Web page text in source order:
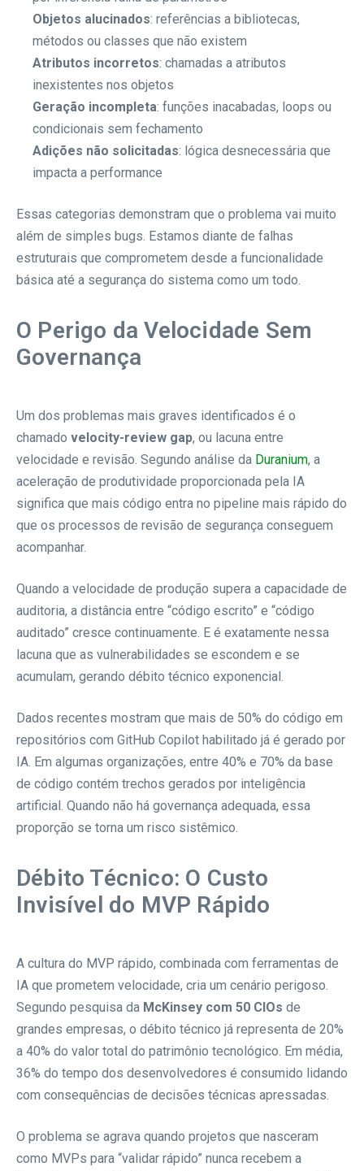
Objetos alucinados: referências a bibliotecas,
métodos ou classes que não existem
Atributos incorretos: chamadas a atributos
inexistentes nos objetos
Geração incompleta: funções inacabadas, loops ou
condicionais sem fechamento
Adições não solicitadas: lógica desnecessária que
impacta a performance
Essas categorias demonstram que o problema vai muito
além de simples bugs. Estamos diante de falhas
estruturais que comprometem desde a funcionalidade
básica até a segurança do sistema como um todo.
O Perigo da Velocidade Sem
Governança
Um dos problemas mais graves identificados é o
chamado velocity-review gap, ou lacuna entre
velocidade e revisão. Segundo análise da Duranium, a
aceleração de produtividade proporcionada pela IA
significa que mais código entra no pipeline mais rápido do
que os processos de revisão de segurança conseguem
acompanhar.
Quando a velocidade de produção supera a capacidade de
auditoria, a distância entre “código escrito” e “código
auditado” cresce continuamente. E é exatamente nessa
lacuna que as vulnerabilidades se escondem e se
acumulam, gerando débito técnico exponencial.
Dados recentes mostram que mais de 50% do código em
repositórios com GitHub Copilot habilitado já é gerado por
IA. Em algumas organizações, entre 40% e 70% da base
de código contém trechos gerados por inteligência
artificial. Quando não há governança adequada, essa
proporção se torna um risco sistêmico.
Débito Técnico: O Custo
Invisível do MVP Rápido
A cultura do MVP rápido, combinada com ferramentas de
IA que prometem velocidade, cria um cenário perigoso.
Segundo pesquisa da McKinsey com 50 CIOs de
grandes empresas, o débito técnico já representa de 20%
a 40% do valor total do patrimônio tecnológico. Em média,
36% do tempo dos desenvolvedores é consumido lidando
com consequências de decisões técnicas apressadas.
O problema se agrava quando projetos que nasceram
como MVPs para “validar rápido” nunca recebem a